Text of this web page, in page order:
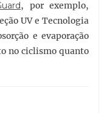
, por exemplo,
UV e Tecnologia
e evaporação
no ciclismo quanto